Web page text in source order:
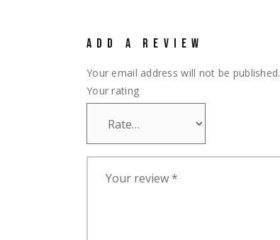
ADD A REVIEW
Your email address will not be published.
Your rating